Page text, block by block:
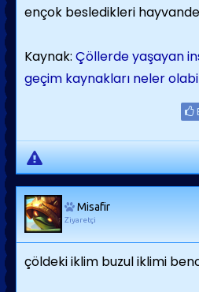
ençok besledikleri
Kaynak: Çöllerde yaşayan
geçim kaynakları neler
Misafir
Ziyaretçi
çöldeki iklim buzul iklimi